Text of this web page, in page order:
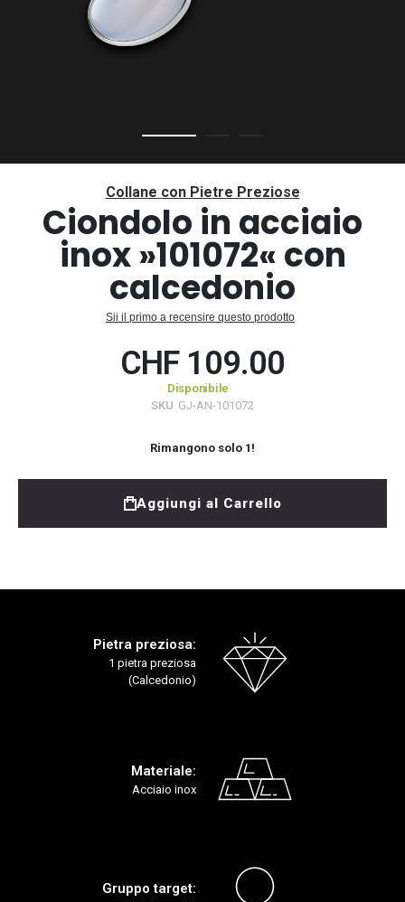
Collane con Pietre Preziose
Ciondolo in acciaio
inox »101072« con
calcedonio
Sii il primo a recensire questo prodotto
CHF 109.00
Disponibile
SKU GJ-AN-101072
Rimangono solo 1 !
Aggiungi al Carrello
Pietra preziosa:
1 pietra preziosa
(Calcedonio)
Materiale:
Acciaio inox
Gruppo target: